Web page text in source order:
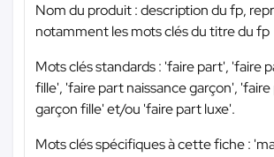
Nom du produit : description du fp,
notamment les mots clés du titre du fp
Mots clés standards : 'faire part', 'faire
fille', 'faire part naissance garçon',
garçon fille' et/ou 'faire part luxe'.
Mots clés spécifiques à cette fiche :